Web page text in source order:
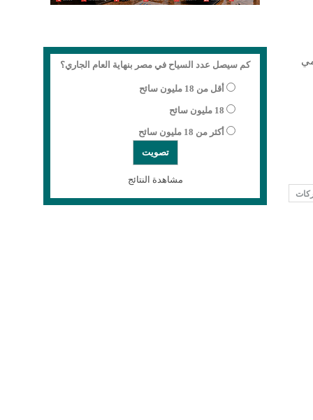
كم سيصل عدد السياح في مصر بنهاية العام الجاري؟
أقل من 18 مليون سائح
18 مليون سائح
أكثر من 18 مليون سائح
مشاهدة النتائج